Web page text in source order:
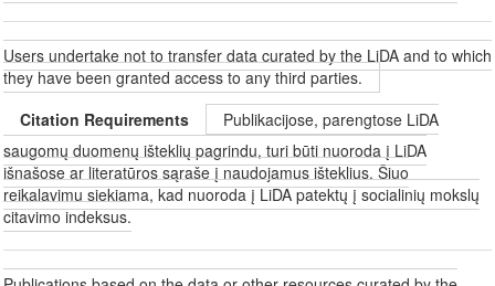
Users undertake not to transfer data curated by the LiDA and to which
they have been granted access to any third parties.
Citation Requirements
Publikacijose, parengtose LiDA
saugomų duomenų išteklių pagrindu, turi būti nuoroda į LiDA
išnašose ar literatūros sąraše į naudojamus išteklius. Šiuo
reikalavimu siekiama, kad nuoroda į LiDA patektų į socialinių mokslų
citavimo indeksus.